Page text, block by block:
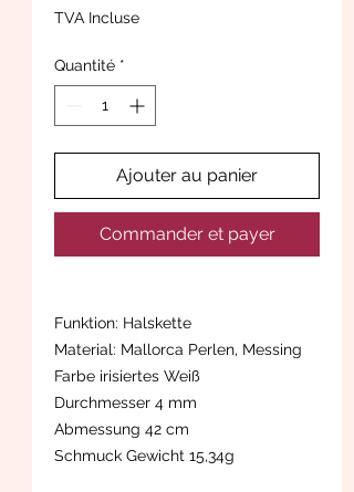
TVA Incluse
Quantité *
Ajouter au panier
Commander et payer
Funktion: Halskette
Material: Mallorca Perlen, Messing
Farbe irisiertes Weiß
Durchmesser 4 mm
Abmessung 42 cm
Schmuck Gewicht 15,34g